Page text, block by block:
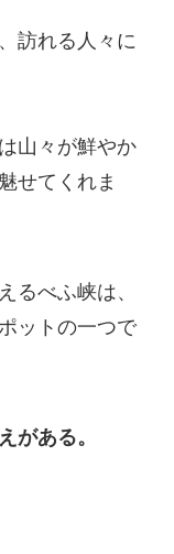
訪れる人々に
山々が鮮やか
せてくれま
るべふ峡は、
ットの一つで
がある。